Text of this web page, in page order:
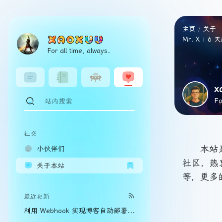
For all time, always.
社交
小伙伴们
关于本站
最近更新
利用 Webhook 实现博客自动部署到服务器并通过飞书通知
主页
关于
Mr. X
6 天
本
社区，热
等，更